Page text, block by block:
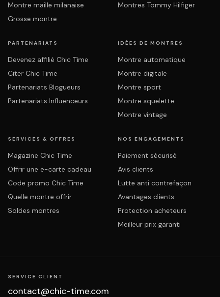
Montre maille milanaise
Grosse montre
Montres Tommy Hilfiger
PARTENARIATS
Devenez affilié Chic Time
Citer Chic Time
Partenariats Blogueurs
Partenariats Influenceurs
IDÉES DE MONTRES
Montre automatique
Montre digitale
Montre sport
Montre squelette
Montre vintage
SERVICES & OFFRES
Magazine Chic Time
Offrir une e-carte cadeau
Code promo Chic Time
Quelle montre offrir
Soldes montres
NOS ENGAGEMENTS
Paiement sécurisé
Avis clients
Lutte anti contrefaçon
Avantages clients
Protection acheteurs
Meilleur prix garanti
SERVICE CLIENT
contact@chic-time.com